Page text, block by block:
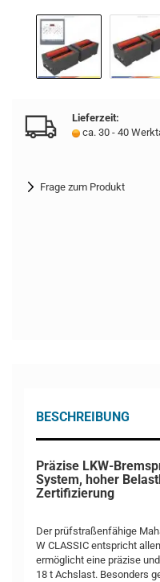
Lieferzeit:
ca. 30 - 40
Frage zum Produkt
BESCHREIBUNG
Präzise LKW-
System, hoher
Zertifizierung
Der prüfstraßenfähige
W CLASSIC entspricht
ermöglicht eine präzise
18 t Achslast. Besonders